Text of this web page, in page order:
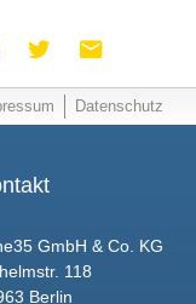
Datenschutz
GmbH & Co. KG
118
Berlin